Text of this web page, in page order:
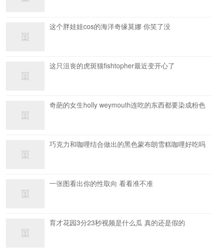
这个胖娃娃cos的海洋奇缘莫娜 你笑了没
这只沮丧的虎斑猫fishtopher最近变开心了
奇葩的女生holly weymouth连吃的东西都要染成粉色
巧克力和咖哩结合做出的黑色蒙布朗雪糕咖哩好吃吗
一张图看出你的性取向 看看准不准
育才花园3分23秒视频是什么瓜 真的还是假的